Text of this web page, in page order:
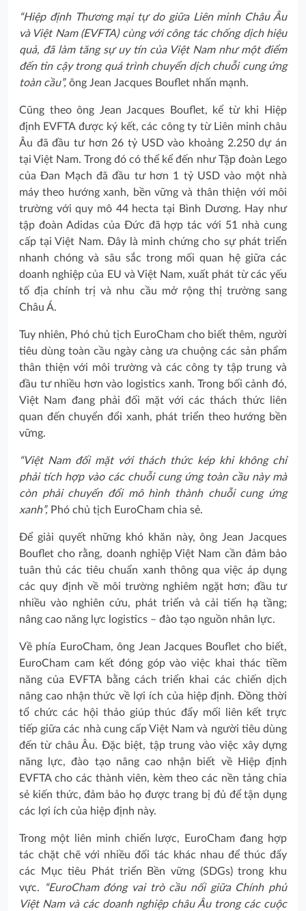
“Hiệp định Thương mại tự do giữa Liên minh Châu Âu
và Việt Nam (EVFTA) cùng với công tác chống dịch hiệu
quả, đã làm tăng sự uy tín của Việt Nam như một điểm
đến tin cậy trong quá trình chuyển dịch chuỗi cung ứng
toàn cầu”, ông Jean Jacques Bouflet nhấn mạnh.
Cũng theo ông Jean Jacques Bouflet, kể từ khi Hiệp
định EVFTA được ký kết, các công ty từ Liên minh châu
Âu đã đầu tư hơn 26 tỷ USD vào khoảng 2.250 dự án
tại Việt Nam. Trong đó có thể kể đến như Tập đoàn Lego
của Đan Mạch đã đầu tư hơn 1 tỷ USD vào một nhà
máy theo hướng xanh, bền vững và thân thiện với môi
trường với quy mô 44 hecta tại Bình Dương. Hay như
tập đoàn Adidas của Đức đã hợp tác với 51 nhà cung
cấp tại Việt Nam. Đây là minh chứng cho sự phát triển
nhanh chóng và sâu sắc trong mối quan hệ giữa các
doanh nghiệp của EU và Việt Nam, xuất phát từ các yếu
tố địa chính trị và nhu cầu mở rộng thị trường sang
Châu Á.
Tuy nhiên, Phó chủ tịch EuroCham cho biết thêm, người
tiêu dùng toàn cầu ngày càng ưa chuộng các sản phẩm
thân thiện với môi trường và các công ty tập trung và
đầu tư nhiều hơn vào logistics xanh. Trong bối cảnh đó,
Việt Nam đang phải đối mặt với các thách thức liên
quan đến chuyển đổi xanh, phát triển theo hướng bền
vững.
“Việt Nam đối mặt với thách thức kép khi không chỉ
phải tích hợp vào các chuỗi cung ứng toàn cầu này mà
còn phải chuyển đổi mô hình thành chuỗi cung ứng
xanh”, Phó chủ tịch EuroCham chia sẻ.
Để giải quyết những khó khăn này, ông Jean Jacques
Bouflet cho rằng, doanh nghiệp Việt Nam cần đảm bảo
tuân thủ các tiêu chuẩn xanh thông qua việc áp dụng
các quy định về môi trường nghiêm ngặt hơn; đầu tư
nhiều vào nghiên cứu, phát triển và cải tiến hạ tầng;
nâng cao năng lực logistics – đào tạo nguồn nhân lực.
Về phía EuroCham, ông Jean Jacques Bouflet cho biết,
EuroCham cam kết đóng góp vào việc khai thác tiềm
năng của EVFTA bằng cách triển khai các chiến dịch
nâng cao nhận thức về lợi ích của hiệp định. Đồng thời
tổ chức các hội thảo giúp thúc đẩy mối liên kết trực
tiếp giữa các nhà cung cấp Việt Nam và người tiêu dùng
đến từ châu Âu. Đặc biệt, tập trung vào việc xây dựng
năng lực, đào tạo nâng cao nhận biết về Hiệp định
EVFTA cho các thành viên, kèm theo các nền tảng chia
sẻ kiến thức, đảm bảo họ được trang bị đủ để tận dụng
các lợi ích của hiệp định này.
Trong một liên minh chiến lược, EuroCham đang hợp
tác chặt chẽ với nhiều đối tác khác nhau để thúc đẩy
các Mục tiêu Phát triển Bền vững (SDGs) trong khu
vực.
“EuroCham đóng vai trò cầu nối giữa Chính phủ
Việt Nam và các doanh nghiệp châu Âu trong các cuộc